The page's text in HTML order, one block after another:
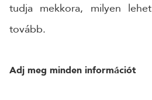
tudja mekkora, milyen
tovább.
Adj meg minden információt